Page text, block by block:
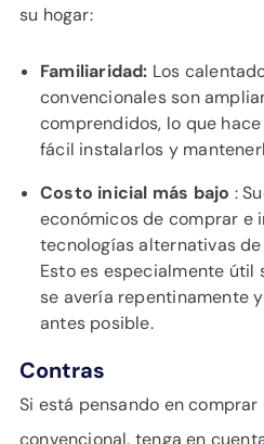
su hogar:
Familiaridad: Los
convencionales son
comprendidos, lo que
fácil instalarlos y
Costo inicial más bajo :
económicos de comprar e
tecnologías alternativas
Esto es especialmente útil
se avería repentinamente
antes posible.
Contras
Si está pensando en
convencional, tenga en